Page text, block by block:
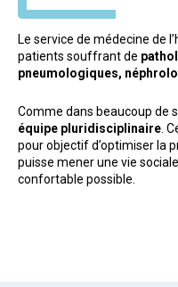
Le service de médecine de
patients souffrant de
pneumologiques,
Comme dans beaucoup de
équipe pluridisciplinaire .
pour objectif d’optimiser la
puisse mener une vie
confortable possible.